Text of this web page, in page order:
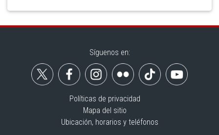
Síguenos en:
Políticas de privacidad
Mapa del sitio
Ubicación, horarios y teléfonos